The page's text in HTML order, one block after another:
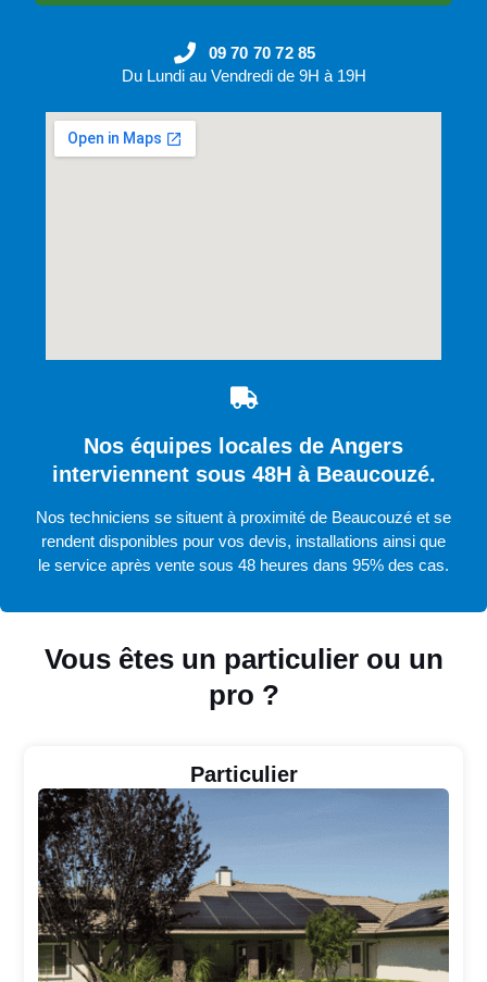
Vous êtes un particulier ou un
pro ?
Particulier
09 70 70 72 85
Du Lundi au Vendredi de 9H à 19H
Nos équipes locales de Angers
interviennent sous 48H à Beaucouzé.
Nos techniciens se situent à proximité de Beaucouzé et se
rendent disponibles pour vos devis, installations ainsi que
le service après vente sous 48 heures dans 95% des cas.